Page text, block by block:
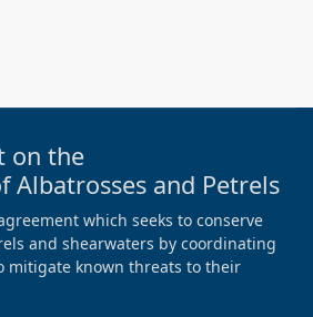
on the
Albatrosses and Petrels
which seeks to conserve
and shearwaters by coordinating
mitigate known threats to their